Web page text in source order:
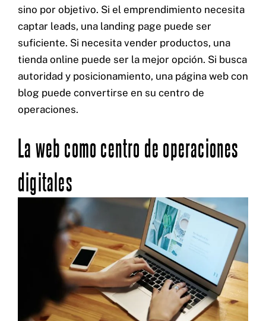
sino por objetivo. Si el emprendimiento necesita
captar leads, una landing page puede ser
suficiente. Si necesita vender productos, una
tienda online puede ser la mejor opción. Si busca
autoridad y posicionamiento, una página web con
blog puede convertirse en su centro de
operaciones.
La web como centro de operaciones
digitales